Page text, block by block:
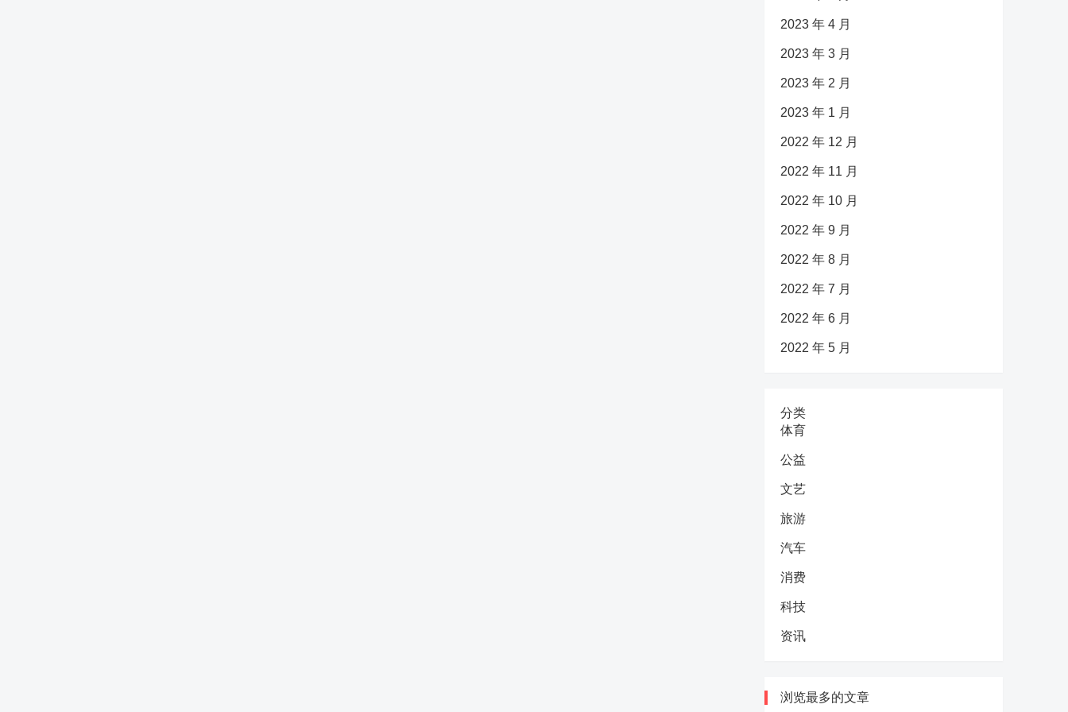
2023 年 4 月
2023 年 3 月
2023 年 2 月
2023 年 1 月
2022 年 12 月
2022 年 11 月
2022 年 10 月
2022 年 9 月
2022 年 8 月
2022 年 7 月
2022 年 6 月
2022 年 5 月
分类
体育
公益
文艺
旅游
汽车
消费
科技
资讯
浏览最多的文章